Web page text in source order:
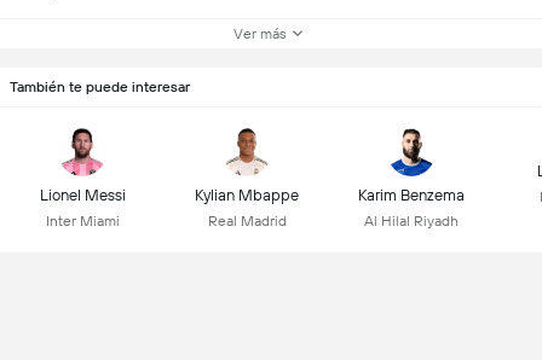
Ver más
También te puede interesar
Lionel Messi
Inter Miami
Kylian Mbappe
Real Madrid
Karim Benzema
Al Hilal Riyadh